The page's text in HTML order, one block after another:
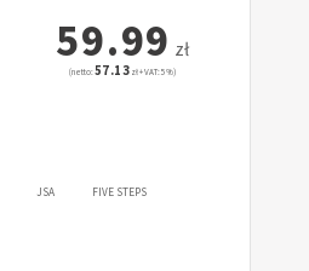
59.99 zł
(netto:57.13 zł + VAT: 5%)
JSA FIVE STEPS